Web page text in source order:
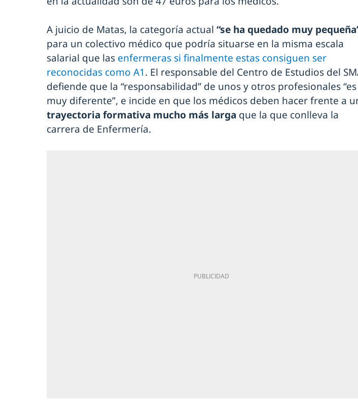
A juicio de Matas, la categoría actual “se ha quedado muy
para un colectivo médico que podría situarse en la misma escala
salarial que las enfermeras si finalmente estas consiguen ser
reconocidas como A1. El responsable del Centro de Estudios del
defiende que la “responsabilidad” de unos y otros profesionales “es
muy diferente”, e incide en que los médicos deben hacer frente a
trayectoria formativa mucho más larga que la que conlleva la
carrera de Enfermería.